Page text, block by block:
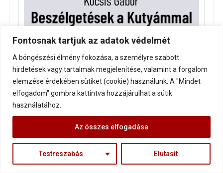
Fontosnak tartjuk az adatok védelmét
A böngészési élmény fokozása, a személyre szabott
hirdetések vagy tartalmak megjelenítése, valamint a forgalom
elemzése érdekében sütiket (cookie) használunk. A "Mindet
elfogadom" gombra kattintva hozzájárulhat a sütik
használatához.
Testreszabás Elutasít
Az összes elfogadása